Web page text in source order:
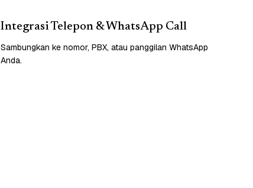
Integrasi Telepon & WhatsApp Call
Sambungkan ke nomor, PBX, atau panggilan WhatsApp
Anda.